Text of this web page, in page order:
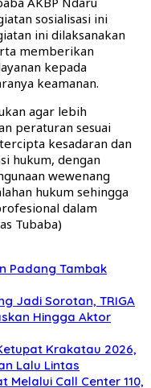
sosialisasi ini
ini dilaksanakan
memberikan
kepada
keamanan.
agar lebih
peraturan sesuai
kesadaran dan
hukum, dengan
wewenang
hukum sehingga
dalam
Tubaba)
Padang Tambak
Jadi Sorotan, TRIGA
Hingga Aktor
Krakatau 2026,
Lalu Lintas
Call Center 110,